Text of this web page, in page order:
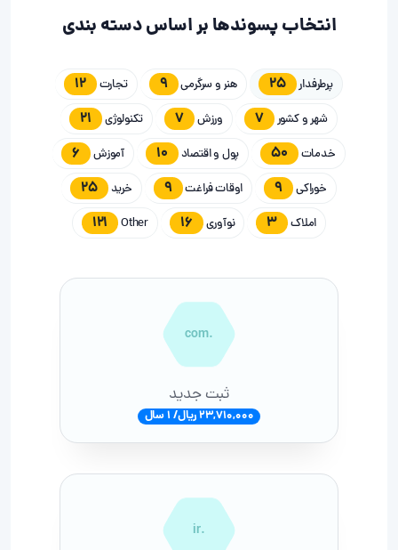
انتخاب پسوندها بر اساس دسته بندی
پرطرفدار 25 هنر و سرگرمی 9 تجارت 12
شهر و کشور 7 ورزش 7 تکنولوژی 21
خدمات 50 پول و اقتصاد 10 آموزش 6
خوراکی 9 اوقات فراغت 9 خرید 25
املاک 3 نوآوری 16
Other
121
.com
ثبت جدید
23,710,000 ریال/ 1 سال
.ir